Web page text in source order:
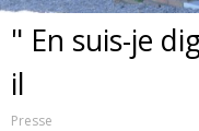
" En suis-je
il
Presse